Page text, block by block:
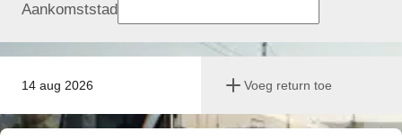
14 aug 2026 Voeg return toe
Aankomststad